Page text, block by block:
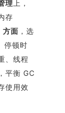
理 上，
存
方面 ，选
停顿时
、线程
平衡 GC
使用效